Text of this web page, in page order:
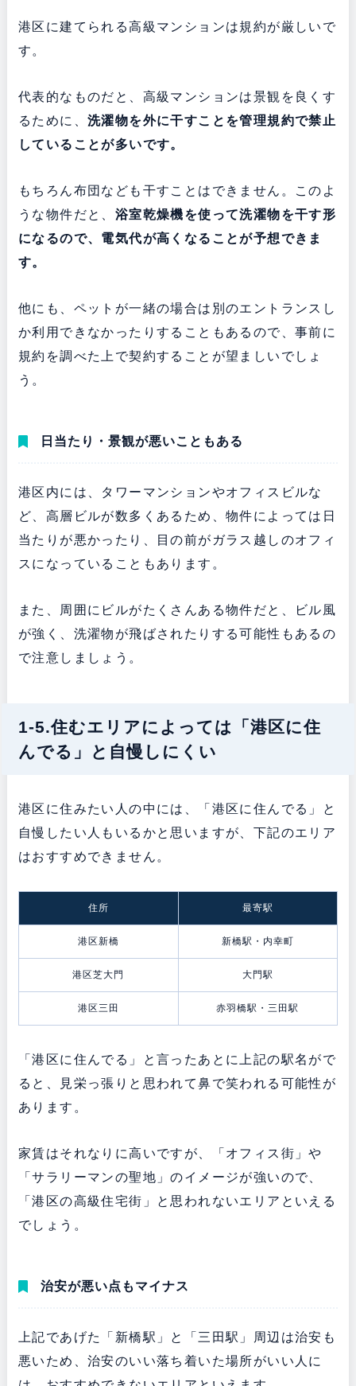
港区に建てられる高級マンションは規約が厳しいで
す。
代表的なものだと、高級マンションは景観を良くす
るために、 洗濯物を外に干すことを管理規約で禁止
していることが多いです。
もちろん布団なども干すことはできません。このよ
うな物件だと、 浴室乾燥機を使って洗濯物を干す形
になるので、電気代が高くなることが予想できま
す。
他にも、ペットが一緒の場合は別のエントランスし
か利用できなかったりすることもあるので、事前に
規約を調べた上で契約することが望ましいでしょ
う。
日当たり・景観が悪いこともある
港区内には、タワーマンションやオフィスビルな
ど、高層ビルが数多くあるため、物件によっては日
当たりが悪かったり、目の前がガラス越しのオフィ
スになっていることもあります。
また、周囲にビルがたくさんある物件だと、ビル風
が強く、洗濯物が飛ばされたりする可能性もあるの
で注意しましょう。
1-5.住むエリアによっては「港区に住
んでる」と自慢しにくい
港区に住みたい人の中には、「港区に住んでる」と
自慢したい人もいるかと思いますが、下記のエリア
はおすすめできません。
住所 最寄駅
港区新橋 新橋駅・内幸町
港区芝大門 大門駅
港区三田 赤羽橋駅・三田駅
「港区に住んでる」と言ったあとに上記の駅名がで
ると、見栄っ張りと思われて鼻で笑われる可能性が
あります。
家賃はそれなりに高いですが、「オフィス街」や
「サラリーマンの聖地」のイメージが強いので、
「港区の高級住宅街」と思われないエリアといえる
でしょう。
治安が悪い点もマイナス
上記であげた「新橋駅」と「三田駅」周辺は治安も
悪いため、治安のいい落ち着いた場所がいい人に